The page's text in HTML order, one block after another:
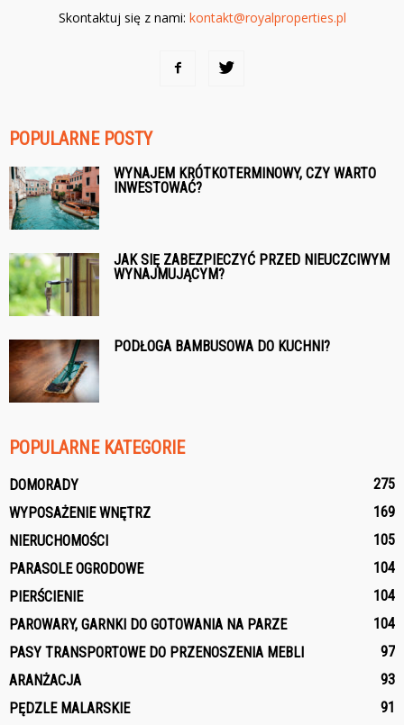
Skontaktuj się z nami: kontakt@royalproperties.pl
POPULARNE POSTY
WYNAJEM KRÓTKOTERMINOWY, CZY WARTO
INWESTOWAĆ?
JAK SIĘ ZABEZPIECZYĆ PRZED NIEUCZCIWYM
WYNAJMUJĄCYM?
PODŁOGA BAMBUSOWA DO KUCHNI?
POPULARNE KATEGORIE
DOMORADY
275
WYPOSAŻENIE WNĘTRZ
169
NIERUCHOMOŚCI
105
PARASOLE OGRODOWE
104
PIERŚCIENIE
104
PAROWARY, GARNKI DO GOTOWANIA NA PARZE
104
PASY TRANSPORTOWE DO PRZENOSZENIA MEBLI
97
ARANŻACJA
93
PĘDZLE MALARSKIE
91